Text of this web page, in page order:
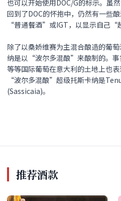
也可以开始使用DOC/G的标示。虽
回到了DOC的怀抱中，仍然有一些
“普通餐酒”或IGT，以显示自己 “
除了以桑娇维赛为主混合酿造的葡
纳是以“波尔多混酿”来酿制的。
等等国际葡萄在意大利的土地上也
“波尔多混酿” 超级托斯卡纳是
(Sassicaia)。
推荐酒款